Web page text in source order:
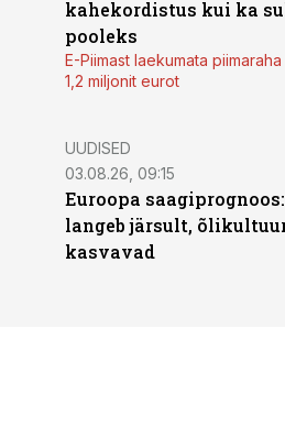
kahekordistus kui ka
pooleks
E-Piimast laekumata
1,2 miljonit eurot
UUDISED
03.08.26, 09:15
Euroopa
langeb järsult,
kasvavad